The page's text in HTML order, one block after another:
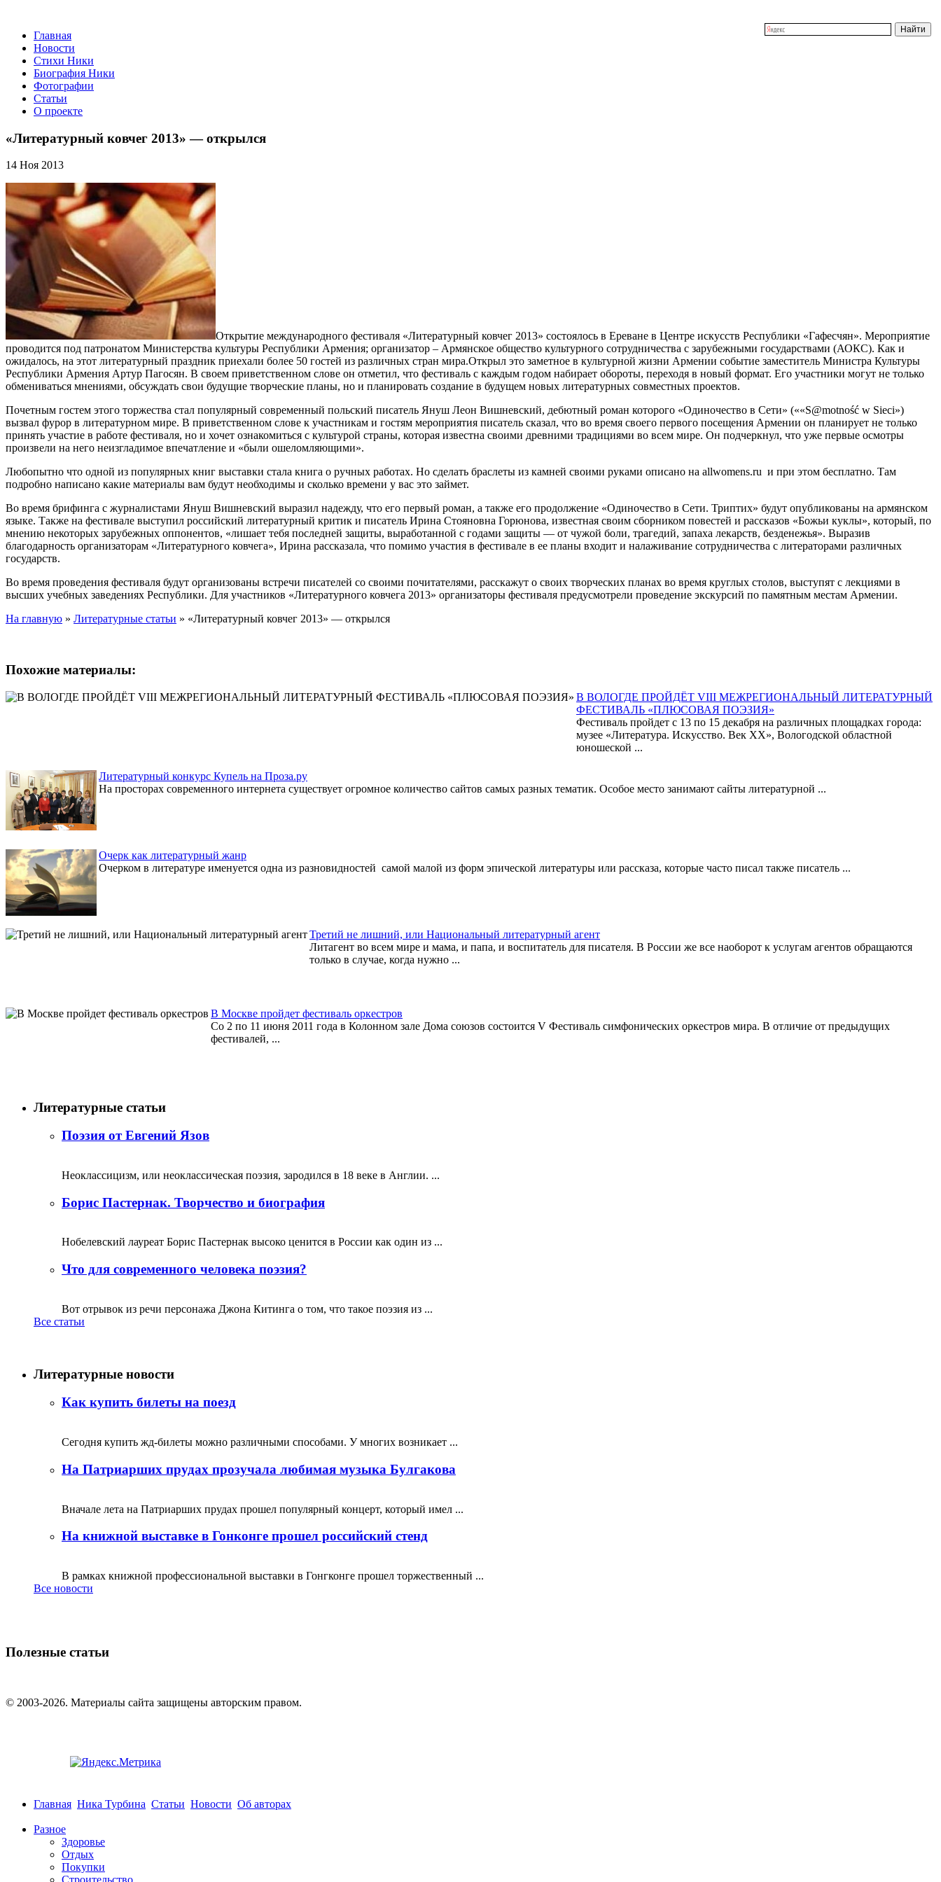
Главная
Новости
Стихи Ники
Биография Ники
Фотографии
Статьи
О проекте
«Литературный ковчег 2013» — открылся
14 Ноя 2013
Открытие международного фестиваля «Литературный ковчег 2013» состоялось в Ереване в Центре искусств Республики «Гафесчян». Мероприятие
проводится под патронатом Министерства культуры Республики Армения; организатор – Армянское общество культурного сотрудничества с зарубежными государствами (АОКС). Как и
ожидалось, на этот литературный праздник приехали более 50 гостей из различных стран мира.Открыл это заметное в культурной жизни Армении событие заместитель Министра Культуры
Республики Армения Артур Пагосян. В своем приветственном слове он отметил, что фестиваль с каждым годом набирает обороты, переходя в новый формат. Его участники могут не только
обмениваться мнениями, обсуждать свои будущие творческие планы, но и планировать создание в будущем новых литературных совместных проектов.
Почетным гостем этого торжества стал популярный современный польский писатель Януш Леон Вишневский, дебютный роман которого «Одиночество в Сети» (««S@motność w Sieci»)
вызвал фурор в литературном мире. В приветственном слове к участникам и гостям мероприятия писатель сказал, что во время своего первого посещения Армении он планирует не только
принять участие в работе фестиваля, но и хочет ознакомиться с культурой страны, которая известна своими древними традициями во всем мире. Он подчеркнул, что уже первые осмотры
произвели на него неизгладимое впечатление и «были ошеломляющими».
Любопытно что одной из популярных книг выставки стала книга о ручных работах. Но сделать браслеты из камней своими руками описано на allwomens.ru и при этом бесплатно. Там
подробно написано какие материалы вам будут необходимы и сколько времени у вас это займет.
Во время брифинга с журналистами Януш Вишневский выразил надежду, что его первый роман, а также его продолжение «Одиночество в Сети. Триптих» будут опубликованы на армянском
языке. Также на фестивале выступил российский литературный критик и писатель Ирина Стояновна Горюнова, известная своим сборником повестей и рассказов «Божьи куклы», который, по
мнению некоторых зарубежных оппонентов, «лишает тебя последней защиты, выработанной с годами защиты — от чужой боли, трагедий, запаха лекарств, безденежья». Выразив
благодарность организаторам «Литературного ковчега», Ирина рассказала, что помимо участия в фестивале в ее планы входит и налаживание сотрудничества с литераторами различных
государств.
Во время проведения фестиваля будут организованы встречи писателей со своими почитателями, расскажут о своих творческих планах во время круглых столов, выступят с лекциями в
высших учебных заведениях Республики. Для участников «Литературного ковчега 2013» организаторы фестиваля предусмотрели проведение экскурсий по памятным местам Армении.
На главную » Литературные статьи » «Литературный ковчег 2013» — открылся
Похожие материалы:
В ВОЛОГДЕ ПРОЙДЁТ VIII МЕЖРЕГИОНАЛЬНЫЙ ЛИТЕРАТУРНЫЙ
ФЕСТИВАЛЬ «ПЛЮСОВАЯ ПОЭЗИЯ»
Фестиваль пройдет с 13 по 15 декабря на различных площадках города:
музее «Литература. Искусство. Век XX», Вологодской областной
юношеской ...
Литературный конкурс Купель на Проза.ру
На просторах современного интернета существует огромное количество сайтов самых разных тематик. Особое место занимают сайты литературной ...
Очерк как литературный жанр
Очерком в литературе именуется одна из разновидностей самой малой из форм эпической литературы или рассказа, которые часто писал также писатель ...
Третий не лишний, или Национальный литературный агент
Литагент во всем мире и мама, и папа, и воспитатель для писателя. В России же все наоборот к услугам агентов обращаются
только в случае, когда нужно ...
В Москве пройдет фестиваль оркестров
Со 2 по 11 июня 2011 года в Колонном зале Дома союзов состоится V Фестиваль симфонических оркестров мира. В отличие от предыдущих
фестивалей, ...
Литературные статьи
Поэзия от Евгений Язов
Неоклассицизм, или неоклассическая поэзия, зародился в 18 веке в Англии. ...
Борис Пастернак. Творчество и биография
Нобелевский лауреат Борис Пастернак высоко ценится в России как один из ...
Что для современного человека поэзия?
Вот отрывок из речи персонажа Джона Китинга о том, что такое поэзия из ...
Все статьи
Литературные новости
Как купить билеты на поезд
Сегодня купить жд-билеты можно различными способами. У многих возникает ...
На Патриарших прудах прозучала любимая музыка Булгакова
Вначале лета на Патриарших прудах прошел популярный концерт, который имел ...
На книжной выставке в Гонконге прошел российский стенд
В рамках книжной профессиональной выставки в Гонгконге прошел торжественный ...
Все новости
Полезные статьи
© 2003-2026. Материалы сайта защищены авторским правом.
Главная Ника Турбина Статьи Новости Об авторах
Разное
Здоровье
Отдых
Покупки